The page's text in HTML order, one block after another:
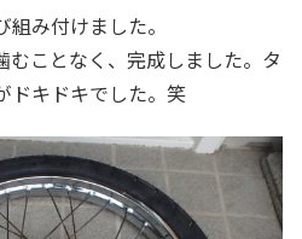
み付けました。
むことなく、完成しました。タ
ドキドキでした。笑